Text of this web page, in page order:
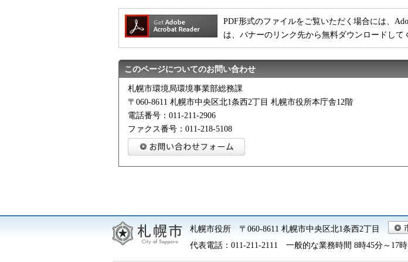
PDF形式のファイルをご覧いただく場合には、
は、バナーのリンク先から無料ダウンロードして
このページについてのお問い合わせ
札幌市環境局環境事業部総務課
〒060-8611 札幌市中央区北1条西2丁目 札幌市役所本庁舎12階
電話番号：011-211-2906
ファクス番号：011-218-5108
札幌市役所 〒060-8611 札幌市中央区北1条西2丁目
代表電話： 011-211-2111 一般的な業務時間 8時45分～17時